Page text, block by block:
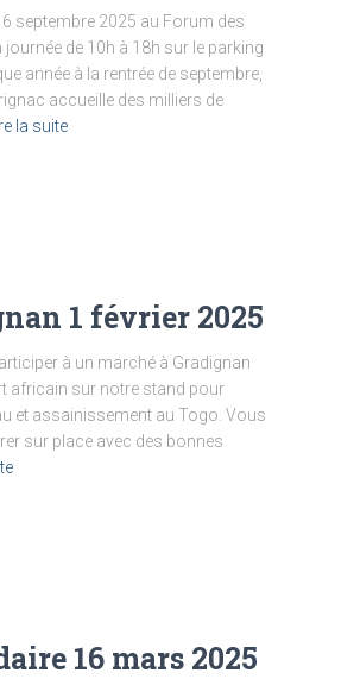
septembre 2025 au Forum des
de 10h à 18h sur le parking
année à la rentrée de septembre,
accueille des milliers de
la suite
1 février 2025
à un marché à Gradignan
africain sur notre stand pour
et assainissement au Togo. Vous
sur place avec des bonnes
16 mars 2025